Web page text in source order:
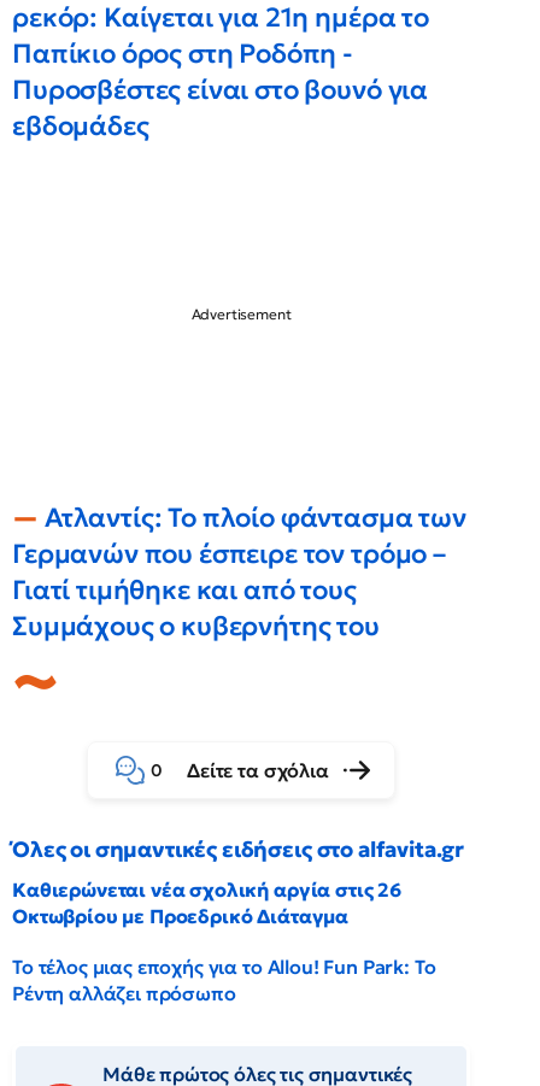
ρεκόρ: Καίγεται για 21η ημέρα το
Παπίκιο όρος στη Ροδόπη -
Πυροσβέστες είναι στο βουνό για
εβδομάδες
Ατλαντίς: Το πλοίο φάντασμα των
Γερμανών που έσπειρε τον τρόμο –
Γιατί τιμήθηκε και από τους
Συμμάχους ο κυβερνήτης του
0 Δείτε τα σχόλια
Όλες οι σημαντικές ειδήσεις στο alfavita.gr
Καθιερώνεται νέα σχολική αργία στις 26
Οκτωβρίου με Προεδρικό Διάταγμα
Το τέλος μιας εποχής για το Allou! Fun Park: Το
Ρέντη αλλάζει πρόσωπο
Μάθε πρώτος όλες τις σημαντικές